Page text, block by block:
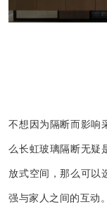
不想因为隔断而影响
么长虹玻璃隔断无疑
放式空间，那么可以
强与家人之间的互动。